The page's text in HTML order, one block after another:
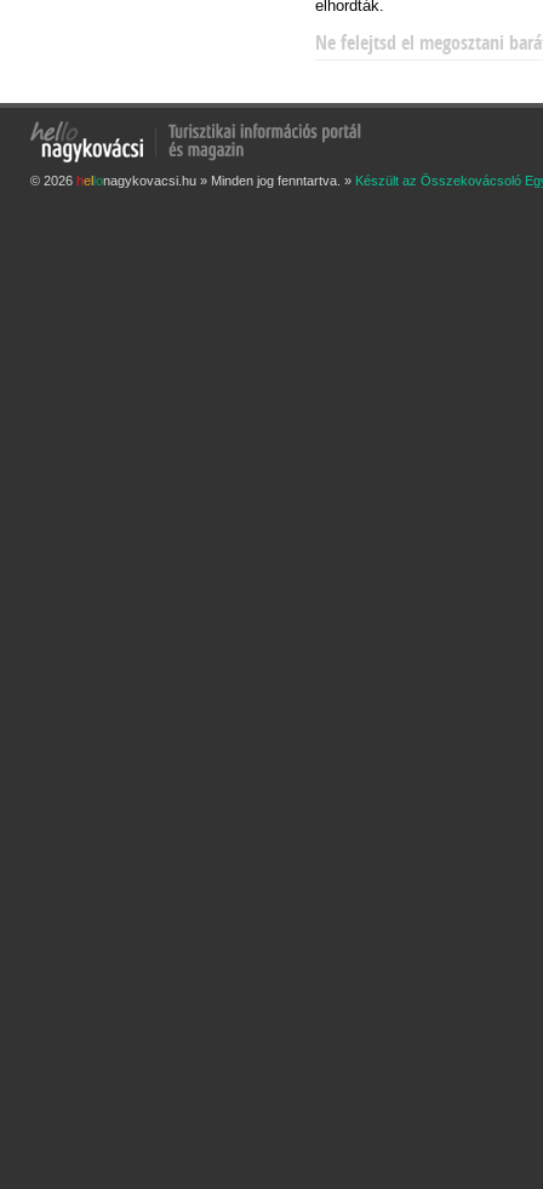
elhordták.
Ne felejtsd el megosztani
© 2026 hellonagykovacsi.hu » Minden jog fenntartva. » Készült az Összekovácsoló